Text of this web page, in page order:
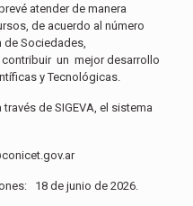
atender de manera
de acuerdo al número
Sociedades,
un mejor desarrollo
y Tecnológicas.
de SIGEVA, el sistema
18 de junio de 2026.